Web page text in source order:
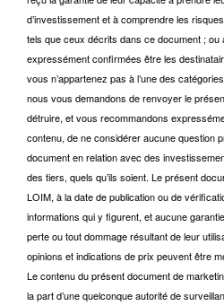
d’investissement et à comprendre les
tels que ceux décrits dans ce document ;
expressément confirmées être les
vous n’appartenez pas à l’une des
nous vous demandons de renvoyer le
détruire, et vous recommandons
contenu, de ne considérer aucune question
document en relation avec des
des tiers, quels qu’ils soient. Le présent
LOIM, à la date de publication ou de
informations qui y figurent, et aucune
perte ou tout dommage résultant de leur
opinions et indications de prix peuvent être
Le contenu du présent document de
la part d’une quelconque autorité de